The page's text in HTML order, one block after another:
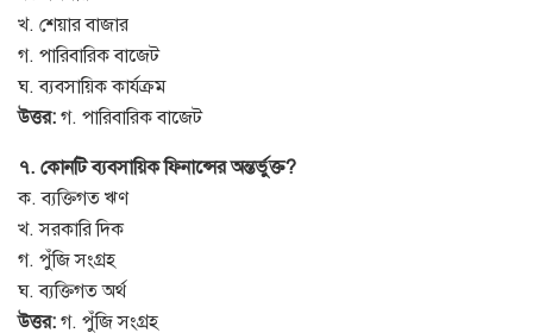
খ. শেয়ার বাজার
গ. পারিবারিক বাজেট
ঘ. ব্যবসায়িক কার্যক্রম
উত্তর: গ. পারিবারিক বাজেট
৭. কোনটি ব্যবসায়িক ফিনান্সের অন্তর্ভুক্ত?
ক. ব্যক্তিগত ঋণ
খ. সরকারি দিক
গ. পুঁজি সংগ্রহ
ঘ. ব্যক্তিগত অর্থ
উত্তর: গ. পুঁজি সংগ্রহ